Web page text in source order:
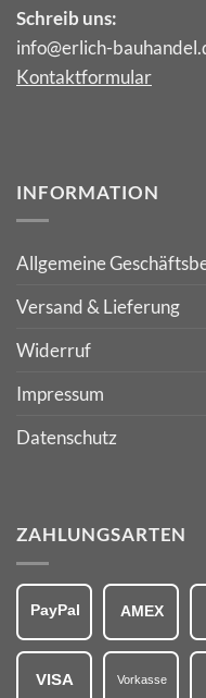
Schreib uns:
info@erlich-
Kontaktformular
INFORMATION
Allgemeine
Versand & Lieferung
Widerruf
Impressum
Datenschutz
ZAHLUNGSARTEN
PayPal AMEX
VISA Vorkasse